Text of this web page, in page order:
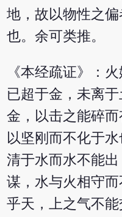
地，故以物性之
也。余可类推。
《本经疏证》：
已超于金，未离
金，以击之能碎而
以坚刚而不化于
清于水而水不能
谋，水与火相守
乎天，上之气不